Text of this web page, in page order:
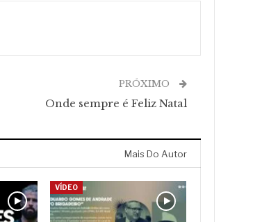
PRÓXIMO
Onde sempre é Feliz Natal
Mais Do Autor
VÍDEO